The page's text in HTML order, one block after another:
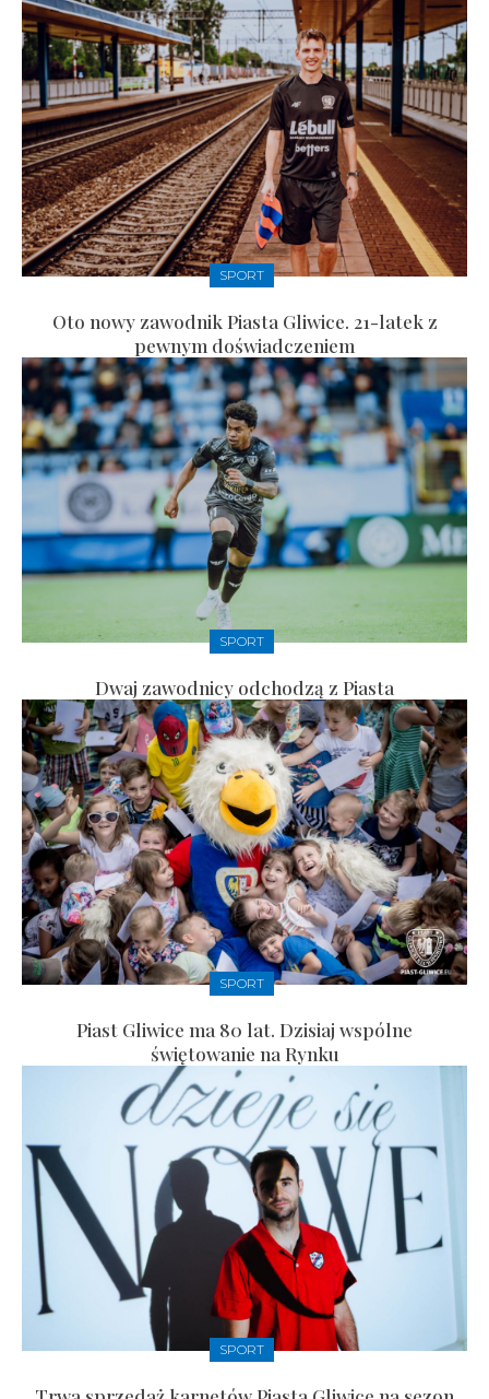
SPORT
Oto nowy zawodnik Piasta Gliwice. 21-latek z
pewnym doświadczeniem
SPORT
Dwaj zawodnicy odchodzą z Piasta
SPORT
Piast Gliwice ma 80 lat. Dzisiaj wspólne
świętowanie na Rynku
SPORT